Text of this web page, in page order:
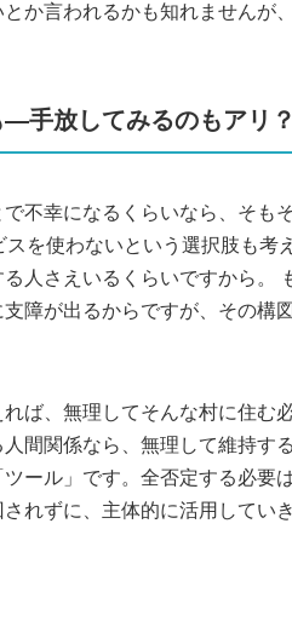
か言われるかも知れませんが
手放してみるのもアリ？
不幸になるくらいなら、そも
スを使わないという選択肢も
人さえいるくらいですから。
障が出るからですが、その構
れば、無理してそんな村に住
人間関係なら、無理して維持
ール」です。全否定する必要
れずに、主体的に活用してい